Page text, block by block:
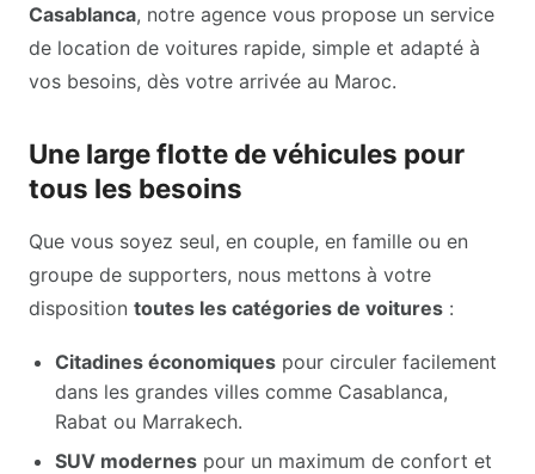
Casablanca, notre agence vous propose un service
de location de voitures rapide, simple et adapté à
vos besoins, dès votre arrivée au Maroc.
Une large flotte de véhicules pour
tous les besoins
Que vous soyez seul, en couple, en famille ou en
groupe de supporters, nous mettons à votre
disposition toutes les catégories de voitures :
Citadines économiques pour circuler facilement
dans les grandes villes comme Casablanca,
Rabat ou Marrakech.
SUV modernes pour un maximum de confort et